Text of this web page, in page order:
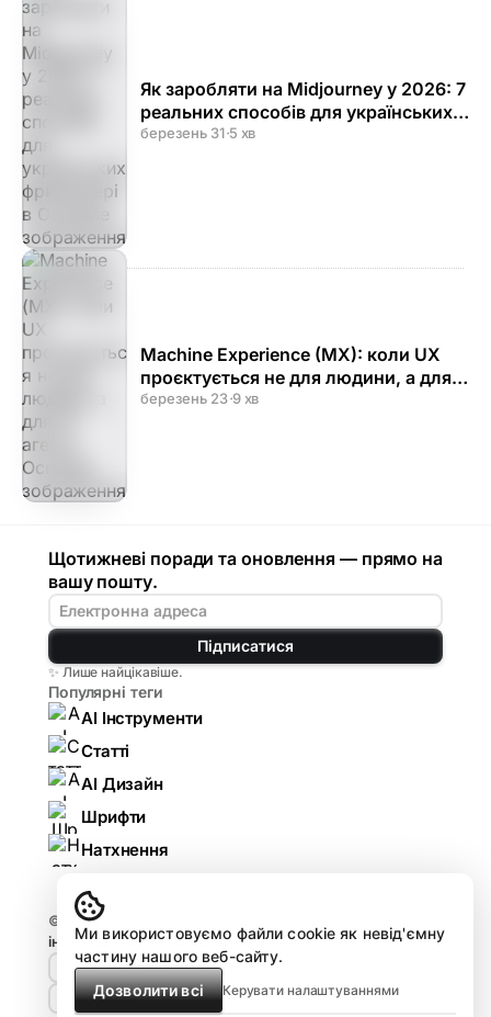
Як заробляти на Midjourney у 2026: 7
реальних способів для українських
фрилансерів
березень 31·5 хв
Machine Experience (MX): коли UX
проєктується не для людини, а для
AI-агента
березень 23·9 хв
Щотижневі поради та оновлення — прямо на
вашу пошту.
Підписатися
✨ Лише найцікавіше.
Популярні теги
AI Інструменти
Статті
AI Дизайн
Шрифти
Натхнення
© 2026
інструменти, гайди, огляди.
🤘🏻 Design HUB by Komarov
Реклама та співпраця
Про проєкт
Ми використовуємо файли cookie як невід'ємну
частину нашого веб-сайту.
Дозволити всі
Керувати налаштуваннями